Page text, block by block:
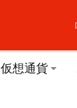
仮想通貨